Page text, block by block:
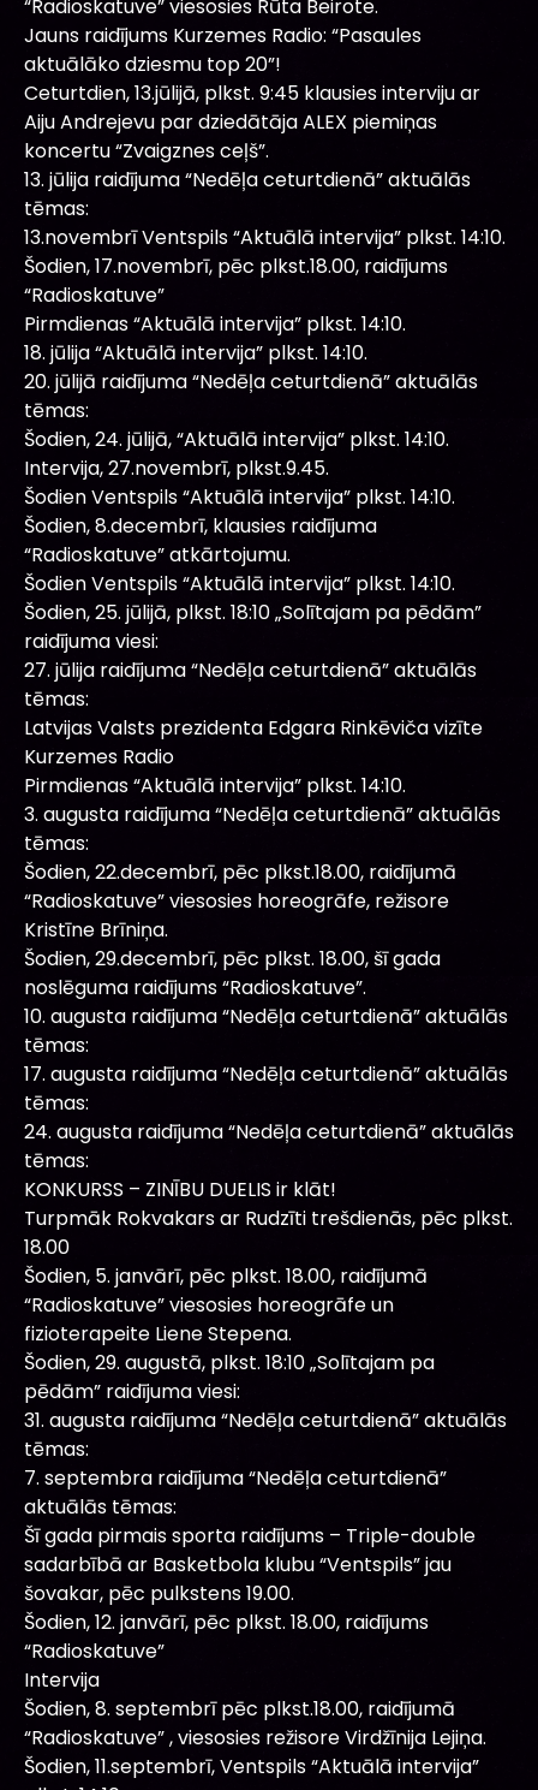
“Radioskatuve” viesosies Rūta Beirote.
Jauns raidījums Kurzemes Radio: “Pasaules
aktuālāko dziesmu top 20”!
Ceturtdien, 13.jūlijā, plkst. 9:45 klausies interviju ar
Aiju Andrejevu par dziedātāja ALEX piemiņas
koncertu “Zvaigznes ceļš”.
13. jūlija raidījuma “Nedēļa ceturtdienā” aktuālās
tēmas:
13.novembrī Ventspils “Aktuālā intervija” plkst. 14:10.
Šodien, 17.novembrī, pēc plkst.18.00, raidījums
“Radioskatuve”
Pirmdienas “Aktuālā intervija” plkst. 14:10.
18. jūlija “Aktuālā intervija” plkst. 14:10.
20. jūlijā raidījuma “Nedēļa ceturtdienā” aktuālās
tēmas:
Šodien, 24. jūlijā, “Aktuālā intervija” plkst. 14:10.
Intervija, 27.novembrī, plkst.9.45.
Šodien Ventspils “Aktuālā intervija” plkst. 14:10.
Šodien, 8.decembrī, klausies raidījuma
“Radioskatuve” atkārtojumu.
Šodien Ventspils “Aktuālā intervija” plkst. 14:10.
Šodien, 25. jūlijā, plkst. 18:10 „Solītajam pa pēdām”
raidījuma viesi:
27. jūlija raidījuma “Nedēļa ceturtdienā” aktuālās
tēmas:
Latvijas Valsts prezidenta Edgara Rinkēviča vizīte
Kurzemes Radio
Pirmdienas “Aktuālā intervija” plkst. 14:10.
3. augusta raidījuma “Nedēļa ceturtdienā” aktuālās
tēmas:
Šodien, 22.decembrī, pēc plkst.18.00, raidījumā
“Radioskatuve” viesosies horeogrāfe, režisore
Kristīne Brīniņa.
Šodien, 29.decembrī, pēc plkst. 18.00, šī gada
noslēguma raidījums “Radioskatuve”.
10. augusta raidījuma “Nedēļa ceturtdienā” aktuālās
tēmas:
17. augusta raidījuma “Nedēļa ceturtdienā” aktuālās
tēmas:
24. augusta raidījuma “Nedēļa ceturtdienā” aktuālās
tēmas:
KONKURSS – ZINĪBU DUELIS ir klāt!
Turpmāk Rokvakars ar Rudzīti trešdienās, pēc plkst.
18.00
Šodien, 5. janvārī, pēc plkst. 18.00, raidījumā
“Radioskatuve” viesosies horeogrāfe un
fizioterapeite Liene Stepena.
Šodien, 29. augustā, plkst. 18:10 „Solītajam pa
pēdām” raidījuma viesi:
31. augusta raidījuma “Nedēļa ceturtdienā” aktuālās
tēmas:
7. septembra raidījuma “Nedēļa ceturtdienā”
aktuālās tēmas:
Šī gada pirmais sporta raidījums – Triple-double
sadarbībā ar Basketbola klubu “Ventspils” jau
šovakar, pēc pulkstens 19.00.
Šodien, 12. janvārī, pēc plkst. 18.00, raidījums
“Radioskatuve”
Intervija
Šodien, 8. septembrī pēc plkst.18.00, raidījumā
“Radioskatuve” , viesosies režisore Virdžīnija Lejiņa.
Šodien, 11.septembrī, Ventspils “Aktuālā intervija”